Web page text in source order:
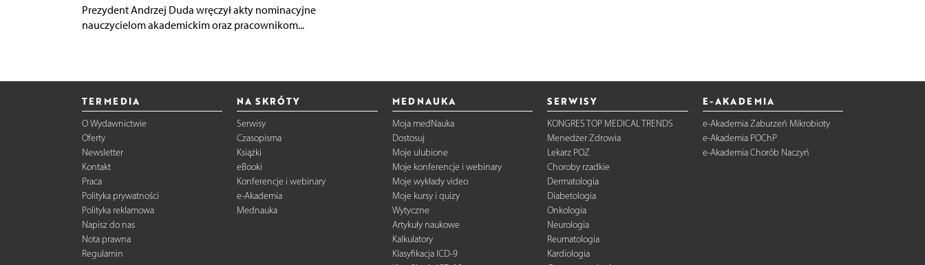
Prezydent Andrzej Duda wręczył akty nominacyjne
nauczycielom akademickim oraz pracownikom...
TERMEDIA
O Wydawnictwie
Oferty
Newsletter
Kontakt
Praca
Polityka prywatności
Polityka reklamowa
Napisz do nas
Nota prawna
Regulamin
NA SKRÓTY
Serwisy
Czasopisma
Książki
eBooki
Konferencje i webinary
e-Akademia
Mednauka
MEDNAUKA
Moja medNauka
Dostosuj
Moje ulubione
Moje konferencje i webinary
Moje wykłady video
Moje kursy i quizy
Wytyczne
Artykuły naukowe
Kalkulatory
Klasyfikacja ICD-9
SERWISY
KONGRES TOP MEDICAL TRENDS
Menedżer Zdrowia
Lekarz POZ
Choroby rzadkie
Dermatologia
Diabetologia
Onkologia
Neurologia
Reumatologia
Kardiologia
E-AKADEMIA
e-Akademia Zaburzeń Mikrobioty
e-Akademia POChP
e-Akademia Chorób Naczyń